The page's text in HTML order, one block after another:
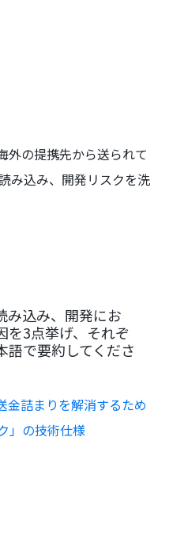
外の提携先から送られて
み込み、開発リスクを洗
み込み、開発にお
を3点挙げ、それぞ
語で要約してくださ
金詰まりを解消するため
」の技術仕様